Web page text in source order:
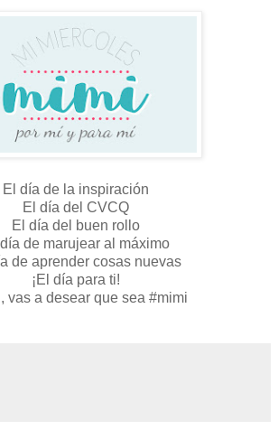
El día de la inspiración
El día del CVCQ
El día del buen rollo
de marujear al máximo
de aprender cosas nuevas
¡El día para ti!
vas a desear que sea #mimi